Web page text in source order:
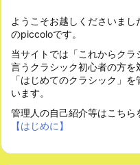
ようこそお越しくださいま
のpiccoloです。
当サイトでは「これからク
言うクラシック初心者の方を
「はじめてのクラシック」
います。
管理人の自己紹介等はこち
【はじめに】